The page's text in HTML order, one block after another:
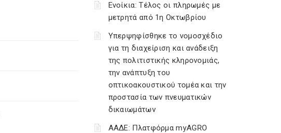
Ενοίκια: Τέλος οι πληρωμές με
μετρητά από 1η Οκτωβρίου
Υπερψηφίσθηκε το νομοσχέδιο
για τη διαχείριση και ανάδειξη
της πολιτιστικής κληρονομιάς,
την ανάπτυξη του
οπτικοακουστικού τομέα και την
προστασία των πνευματικών
δικαιωμάτων
ΑΑΔΕ: Πλατφόρμα myAGRO